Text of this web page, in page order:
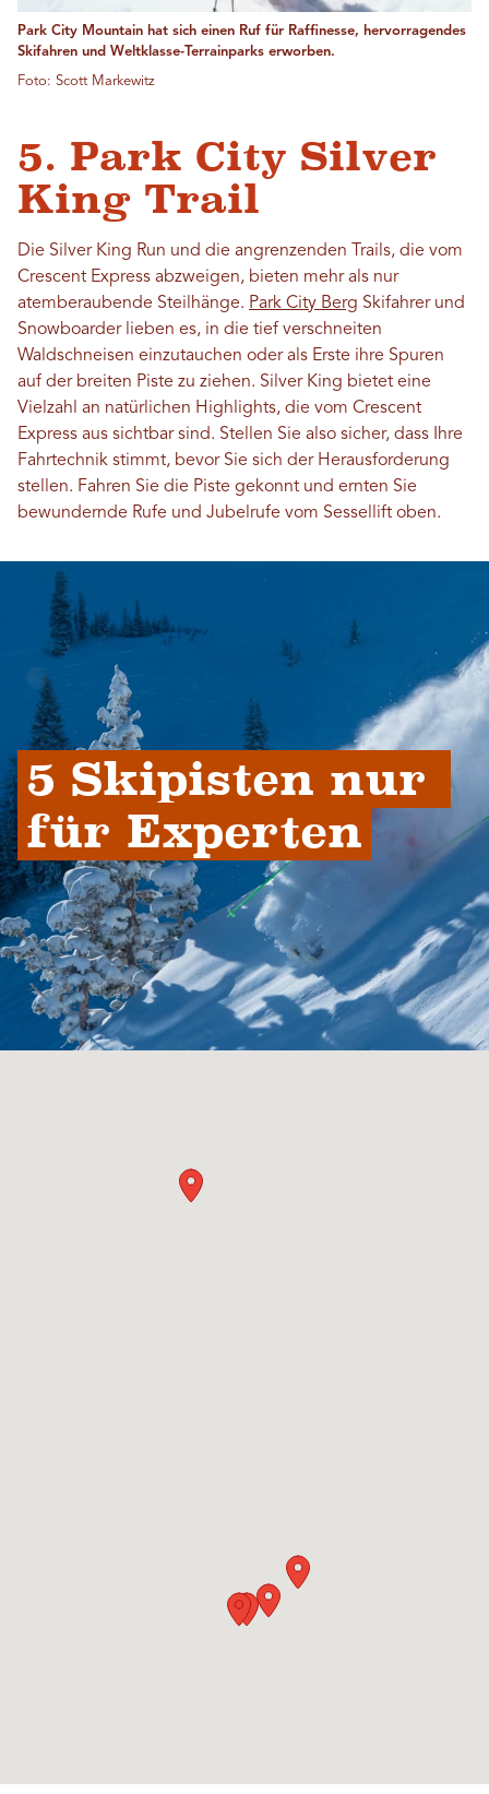
Park City Mountain hat sich einen Ruf für Raffinesse, hervorragendes
Skifahren und Weltklasse-Terrainparks erworben.
Foto: Scott Markewitz
5. Park City Silver
King Trail
Die Silver King Run und die angrenzenden Trails, die vom
Crescent Express abzweigen, bieten mehr als nur
atemberaubende Steilhänge. Park City Berg Skifahrer und
Snowboarder lieben es, in die tief verschneiten
Waldschneisen einzutauchen oder als Erste ihre Spuren
auf der breiten Piste zu ziehen. Silver King bietet eine
Vielzahl an natürlichen Highlights, die vom Crescent
Express aus sichtbar sind. Stellen Sie also sicher, dass Ihre
Fahrtechnik stimmt, bevor Sie sich der Herausforderung
stellen. Fahren Sie die Piste gekonnt und ernten Sie
bewundernde Rufe und Jubelrufe vom Sessellift oben.
5 Skipisten nur
für Experten